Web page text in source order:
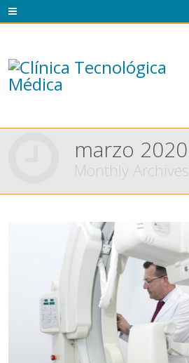
marzo 2020
Monthly Archives